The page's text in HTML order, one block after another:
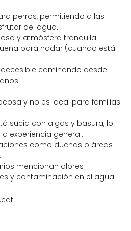
perros, permitiendo a las
del agua.
y atmósfera tranquila.
para nadar (cuando está
accesible caminando desde
y no es ideal para familias
sucia con algas y basura, lo
experiencia general.
como duchas o áreas
mencionan olores
y contaminación en el agua.